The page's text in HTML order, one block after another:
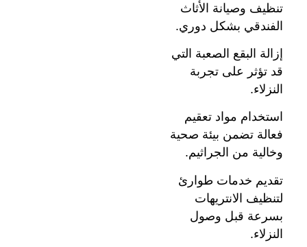
تنظيف وصيانة الأثاث
الفندقي بشكل دوري.
إزالة البقع الصعبة التي
قد تؤثر على تجربة
النزلاء.
استخدام مواد تعقيم
فعالة تضمن بيئة صحية
وخالية من الجراثيم.
تقديم خدمات طوارئ
لتنظيف الانتريهات
بسرعة قبل وصول
النزلاء.